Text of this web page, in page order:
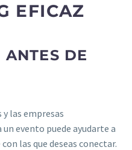
EFICAZ
ANTES DE
las empresas
evento puede ayudarte a
las que deseas conectar.